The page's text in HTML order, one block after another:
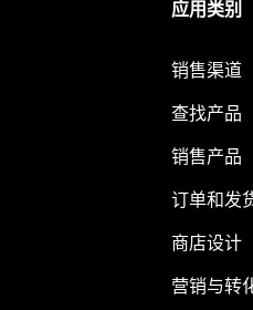
应用类别
销售渠道
查找产品
销售产品
订单和发
商店设计
营销与转